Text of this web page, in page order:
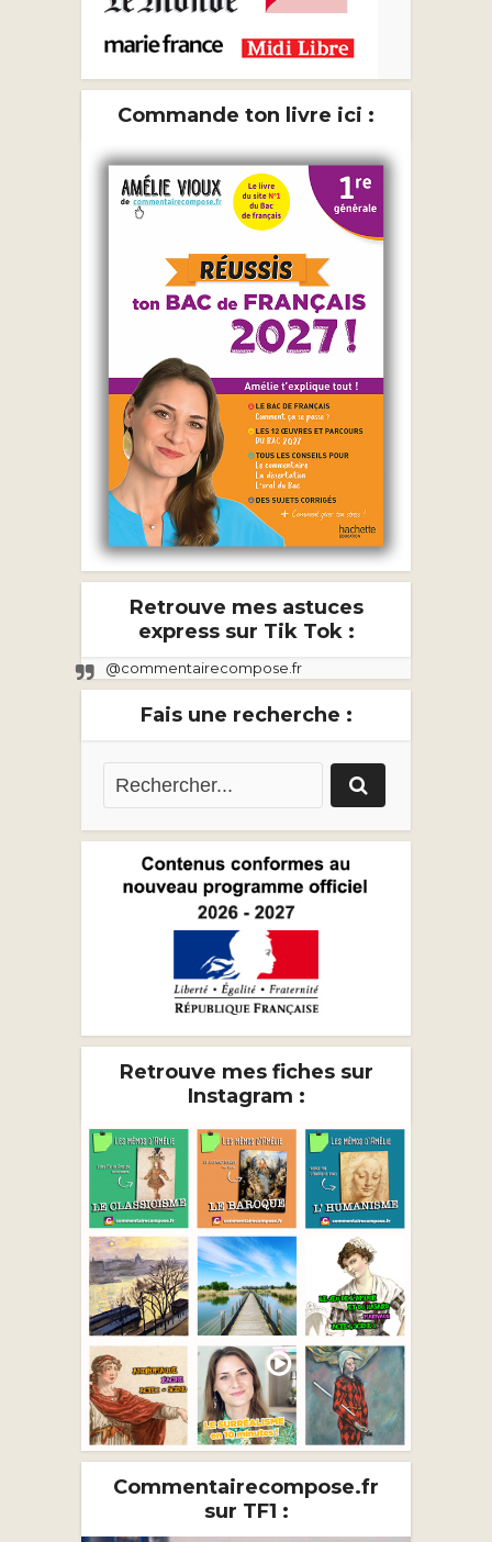
Commande ton livre ici :
Retrouve mes astuces
express sur Tik Tok :
@commentairecompose.fr
Fais une recherche :
Retrouve mes fiches sur
Instagram :
Commentairecompose.fr
sur TF1 :